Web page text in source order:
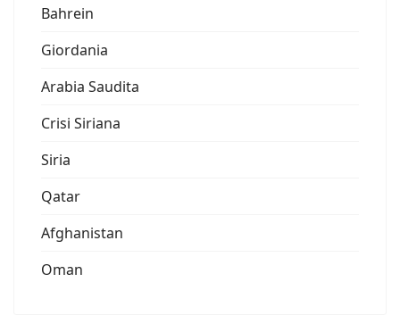
Bahrein
Giordania
Arabia Saudita
Crisi Siriana
Siria
Qatar
Afghanistan
Oman